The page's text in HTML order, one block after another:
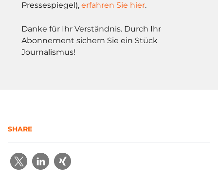
Pressespiegel), erfahren Sie hier.
Danke für Ihr Verständnis. Durch Ihr
Abonnement sichern Sie ein Stück
Journalismus!
SHARE